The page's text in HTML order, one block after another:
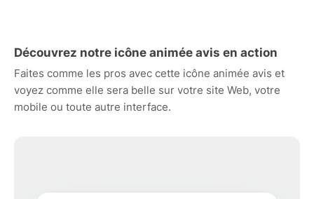
Découvrez notre icône animée avis en action
Faites comme les pros avec cette icône animée avis et
voyez comme elle sera belle sur votre site Web, votre
mobile ou toute autre interface.